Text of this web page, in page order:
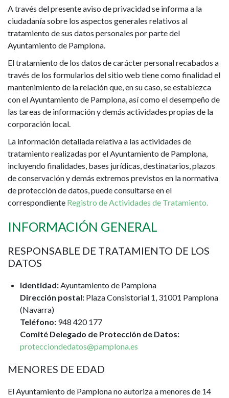
PRIVACIDAD
A través del presente aviso de privacidad se informa a la
ciudadanía sobre los aspectos generales relativos al
tratamiento de sus datos personales por parte del
Ayuntamiento de Pamplona.
El tratamiento de los datos de carácter personal recabados a
través de los formularios del sitio web tiene como finalidad el
mantenimiento de la relación que, en su caso, se establezca
con el Ayuntamiento de Pamplona, así como el desempeño de
las tareas de información y demás actividades propias de la
corporación local.
La información detallada relativa a las actividades de
tratamiento realizadas por el Ayuntamiento de Pamplona,
incluyendo finalidades, bases jurídicas, destinatarios, plazos
de conservación y demás extremos previstos en la normativa
de protección de datos, puede consultarse en el
correspondiente Registro de Actividades de Tratamiento.
INFORMACIÓN GENERAL
RESPONSABLE DE TRATAMIENTO DE LOS
DATOS
Identidad:Ayuntamiento de Pamplona
Dirección postal: Plaza Consistorial 1, 31001 Pamplona
(Navarra)
Teléfono: 948 420 177
Comité Delegado de Protección de Datos:
protecciondedatos@pamplona.es
MENORES DE EDAD
El Ayuntamiento de Pamplona no autoriza a menores de 14